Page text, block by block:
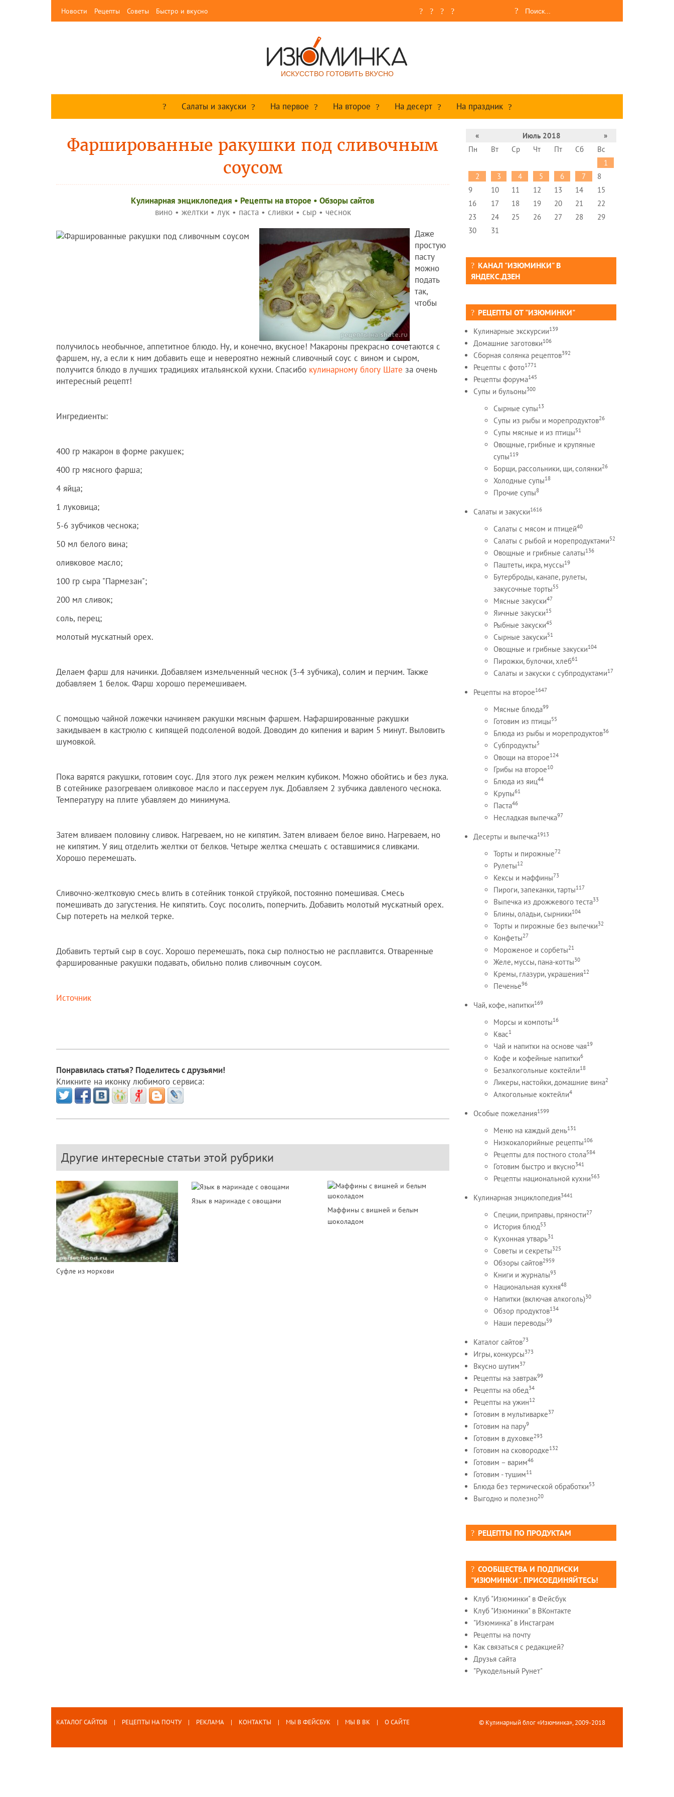
Новости Рецепты Советы Быстро и вкусно
ИСКУССТВО ГОТОВИТЬ ВКУСНО
Салаты и закуски На первое На второе На десерт На праздник
Фаршированные ракушки под сливочным
соусом
Кулинарная энциклопедия • Рецепты на второе • Обзоры сайтов
вино• желтки • лук• паста• сливки • сыр• чеснок
Даже
простую
пасту
можно
подать
так,
чтобы
получилось необычное, аппетитное блюдо. Ну, и конечно, вкусное! Макароны прекрасно сочетаются с
фаршем, ну, а если к ним добавить еще и невероятно нежный сливочный соус с вином и сыром,
получится блюдо в лучших традициях итальянской кухни. Спасибо кулинарному блогу Шате за очень
интересный рецепт!
Ингредиенты:
400 гр макарон в форме ракушек;
400 гр мясного фарша;
4 яйца;
1 луковица;
5-6 зубчиков чеснока;
50 мл белого вина;
оливковое масло;
100 гр сыра "Пармезан";
200 мл сливок;
соль, перец;
молотый мускатный орех.
Делаем фарш для начинки. Добавляем измельченный чеснок (3-4 зубчика), солим и перчим. Также
добавляем 1 белок. Фарш хорошо перемешиваем.
С помощью чайной ложечки начиняем ракушки мясным фаршем. Нафаршированные ракушки
закидываем в кастрюлю с кипящей подсоленой водой. Доводим до кипения и варим 5 минут. Выловить
шумовкой.
Пока варятся ракушки, готовим соус. Для этого лук режем мелким кубиком. Можно обойтись и без лука.
В сотейнике разогреваем оливковое масло и пассеруем лук. Добавляем 2 зубчика давленого чеснока.
Температуру на плите убавляем до минимума.
Затем вливаем половину сливок. Нагреваем, но не кипятим. Затем вливаем белое вино. Нагреваем, но
не кипятим. У яиц отделить желтки от белков. Четыре желтка смешать с оставшимися сливками.
Хорошо перемешать.
Сливочно-желтковую смесь влить в сотейник тонкой струйкой, постоянно помешивая. Смесь
помешивать до загустения. Не кипятить. Соус посолить, поперчить. Добавить молотый мускатный орех.
Сыр потереть на мелкой терке.
Добавить тертый сыр в соус. Хорошо перемешать, пока сыр полностью не расплавится. Отваренные
фаршированные ракушки подавать, обильно полив сливочным соусом.
Источник
Понравилась статья? Поделитесь с друзьями!
Кликните на иконку любимого сервиса:
Другие интересные статьи этой рубрики
Суфле из моркови
Язык в маринаде с овощами
Маффины с вишней и белым
шоколадом
« Июль 2018
»
Пн
Вт Ср Чт Пт Сб
Вс
1
2
3 4 5 6 7
8
9
10 11 12 13 14
15
16
17 18 19 20 21
22
23
24 25 26 27 28
29
30
31
КАНАЛ "ИЗЮМИНКИ" В
ЯНДЕКС.ДЗЕН
РЕЦЕПТЫ ОТ "ИЗЮМИНКИ"
Кулинарные экскурсии139
Домашние заготовки106
Сборная солянка рецептов392
Рецепты c фото1771
Рецепты форума145
Супы и бульоны300
Сырные супы13
Супы из рыбы и морепродуктов26
Супы мясные и из птицы51
Овощные, грибные и крупяные
супы119
Борщи, рассольники, щи, солянки26
Холодные супы18
Прочие супы8
Салаты и закуски1616
Салаты с мясом и птицей40
Салаты с рыбой и морепродуктами52
Овощные и грибные салаты136
Паштеты, икра, муссы19
Бутерброды, канапе, рулеты,
закусочные торты55
Мясные закуски47
Яичные закуски15
Рыбные закуски45
Сырные закуски51
Овощные и грибные закуски104
Пирожки, булочки, хлеб61
Салаты и закуски с субпродуктами17
Рецепты на второе1647
Мясные блюда99
Готовим из птицы55
Блюда из рыбы и морепродуктов36
Субпродукты5
Овощи на второе124
Грибы на второе10
Блюда из яиц44
Крупы61
Паста46
Несладкая выпечка97
Десерты и выпечка1913
Торты и пирожные72
Рулеты12
Кексы и маффины73
Пироги, запеканки, тарты117
Выпечка из дрожжевого теста33
Блины, оладьи, сырники104
Торты и пирожные без выпечки32
Конфеты27
Мороженое и сорбеты21
Желе, муссы, пана-котты30
Кремы, глазури, украшения12
Печенье96
Чай, кофе, напитки169
Морсы и компоты16
Квас1
Чай и напитки на основе чая19
Кофе и кофейные напитки6
Безалкогольные коктейли18
Ликеры, настойки, домашние вина2
Алкогольные коктейли4
Особые пожелания1599
Меню на каждый день131
Низкокалорийные рецепты106
Рецепты для постного стола584
Готовим быстро и вкусно341
Рецепты национальной кухни563
Кулинарная энциклопедия3441
Специи, приправы, пряности27
История блюд53
Кухонная утварь31
Советы и секреты325
Обзоры сайтов2959
Книги и журналы93
Национальная кухня48
Напитки (включая алкоголь)30
Обзор продуктов134
Наши переводы59
Каталог сайтов73
Игры, конкурсы373
Вкусно шутим37
Рецепты на завтрак99
Рецепты на обед34
Рецепты на ужин12
Готовим в мультиварке37
Готовим на пару9
Готовим в духовке293
Готовим на сковородке132
Готовим – варим46
Готовим - тушим11
Блюда без термической обработки53
Выгодно и полезно20
РЕЦЕПТЫ ПО ПРОДУКТАМ
СООБЩЕСТВА И ПОДПИСКИ
"ИЗЮМИНКИ". ПРИСОЕДИНЯЙТЕСЬ!
Клуб "Изюминки" в Фейсбук
Клуб "Изюминки" в ВКонтакте
"Изюминка" в Инстаграм
Рецепты на почту
Как связаться с редакцией?
Друзья сайта
"Рукодельный Рунет"
КАТАЛОГ САЙТОВ РЕЦЕПТЫ НА ПОЧТУ РЕКЛАМА КОНТАКТЫ МЫ В ФЕЙСБУК МЫ В ВК О САЙТЕ © Кулинарный блог «Изюминка», 2009-2018